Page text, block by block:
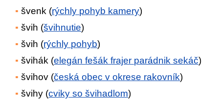
švenk (rýchly pohyb kamery)
švih (švihnutie)
švih (rýchly pohyb)
švihák (elegán fešák frajer parádnik sekáč)
švihov (česká obec v okrese rakovník)
švihy (cviky so švihadlom)